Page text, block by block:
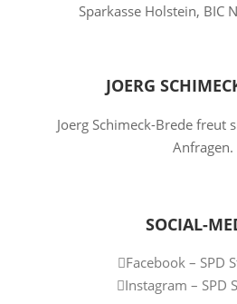
Sparkasse Holstein, BIC
JOERG
Joerg Schimeck-Brede freut
Anfragen.
SOCIAL-
Facebook – SPD
Instagram – SPD